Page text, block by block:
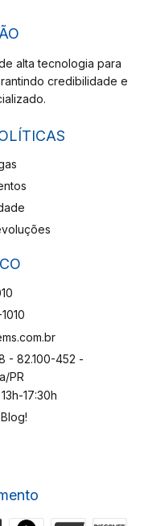
alta tecnologia para
credibilidade e
- 82.100-452 -
PR
17:30h